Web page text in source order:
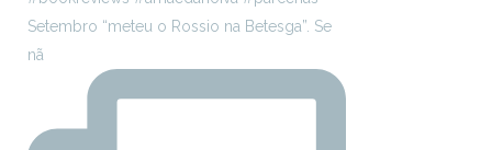
Setembro “meteu o Rossio na Betesga”. Se
nã